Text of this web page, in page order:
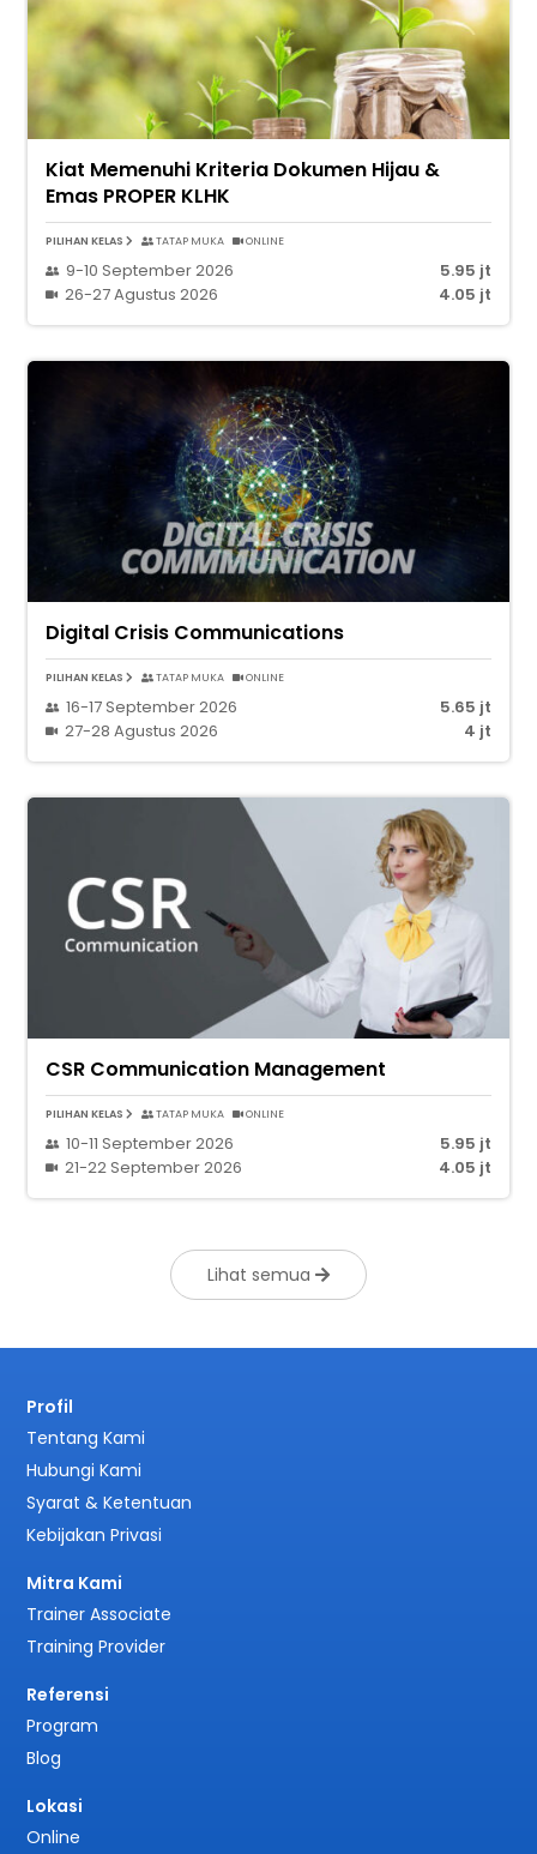
Kiat Memenuhi Kriteria Dokumen Hijau &
Emas PROPER KLHK
PILIHAN KELAS TATAP MUKA ONLINE
9-10 September 2026
5.95 jt
26-27 Agustus 2026
4.05 jt
Digital Crisis Communications
PILIHAN KELAS TATAP MUKA ONLINE
16-17 September 2026
5.65 jt
27-28 Agustus 2026
4 jt
CSR Communication Management
PILIHAN KELAS TATAP MUKA ONLINE
10-11 September 2026
5.95 jt
21-22 September 2026
4.05 jt
Lihat semua
Profil
Tentang Kami
Hubungi Kami
Syarat & Ketentuan
Kebijakan Privasi
Mitra Kami
Trainer Associate
Training Provider
Referensi
Program
Blog
Lokasi
Online